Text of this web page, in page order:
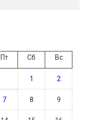
Пт Сб Вс
1 2
7 8 9